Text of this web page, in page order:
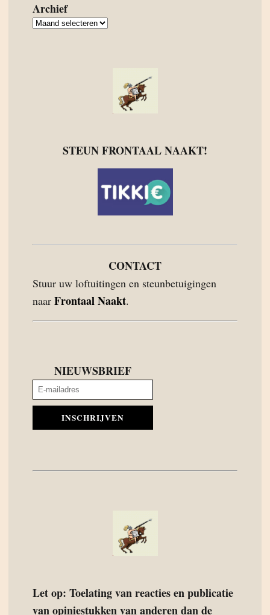
Archief
Archief
STEUN FRONTAAL NAAKT!
CONTACT
Stuur uw loftuitingen en steunbetuigingen
naar Frontaal Naakt.
NIEUWSBRIEF
INSCHRIJVEN
Let op: Toelating van reacties en publicatie
van opiniestukken van anderen dan de